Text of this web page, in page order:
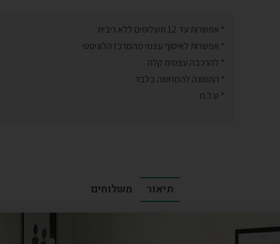
* אפשרות עד 12 תשלומים ללא ריבית
* אפשרות לאיסוף עצמי מהמרכז הלוגיסטי
* להרכבה עצמית קלה
* התמונה להמחשה בלבד
* ט.ל.ח
תיאור משלוחים